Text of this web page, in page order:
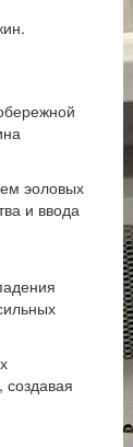
эоловых
и ввода